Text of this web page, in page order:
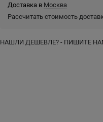
Доставка в Москва
Рассчитать стоимость
НАШЛИ ДЕШЕВЛЕ? - ПИШИТЕ